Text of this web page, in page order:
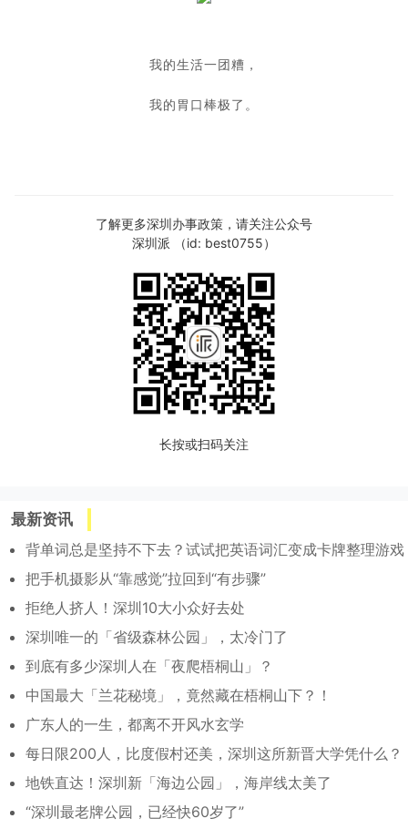
我的生活一团糟，
我的胃口棒极了。
了解更多深圳办事政策，请关注公众号
深圳派 （id: best0755）
长按或扫码关注
最新资讯
背单词总是坚持不下去？试试把英语词汇变成卡牌整理游戏
把手机摄影从“靠感觉”拉回到“有步骤”
拒绝人挤人！深圳10大小众好去处
深圳唯一的「省级森林公园」，太冷门了
到底有多少深圳人在「夜爬梧桐山」？
中国最大「兰花秘境」，竟然藏在梧桐山下？！
广东人的一生，都离不开风水玄学
每日限200人，比度假村还美，深圳这所新晋大学凭什么？
地铁直达！深圳新「海边公园」，海岸线太美了
“深圳最老牌公园，已经快60岁了”